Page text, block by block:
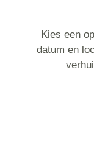
Kies een
datum en